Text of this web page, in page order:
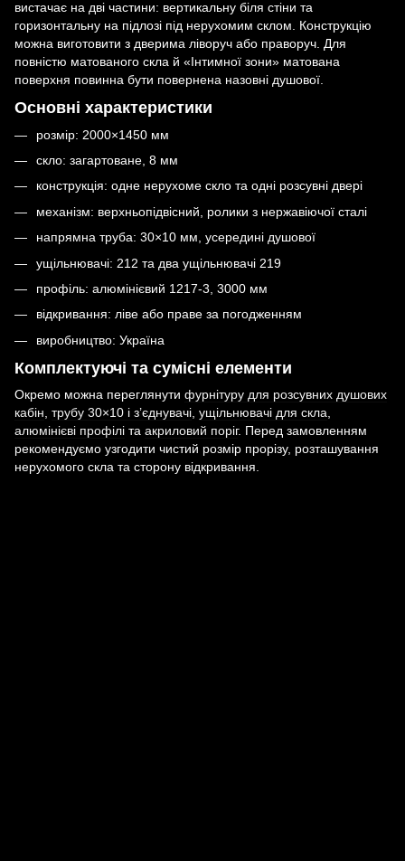
вистачає на дві частини: вертикальну біля стіни та
горизонтальну на підлозі під нерухомим склом. Конструкцію
можна виготовити з дверима ліворуч або праворуч. Для
повністю матованого скла й «Інтимної зони» матована
поверхня повинна бути повернена назовні душової.
Основні характеристики
розмір: 2000×1450 мм
скло: загартоване, 8 мм
конструкція: одне нерухоме скло та одні розсувні двері
механізм: верхньопідвісний, ролики з нержавіючої сталі
напрямна труба: 30×10 мм, усередині душової
ущільнювачі: 212 та два ущільнювачі 219
профіль: алюмінієвий 1217-3, 3000 мм
відкривання: ліве або праве за погодженням
виробництво: Україна
Комплектуючі та сумісні елементи
Окремо можна переглянути фурнітуру для розсувних душових
кабін, трубу 30×10 і з’єднувачі, ущільнювачі для скла,
алюмінієві профілі та акриловий поріг. Перед замовленням
рекомендуємо узгодити чистий розмір прорізу, розташування
нерухомого скла та сторону відкривання.